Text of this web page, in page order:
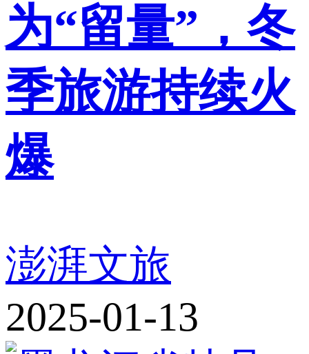
为“留量”，冬
季旅游持续火
爆
澎湃文旅
2025-01-13